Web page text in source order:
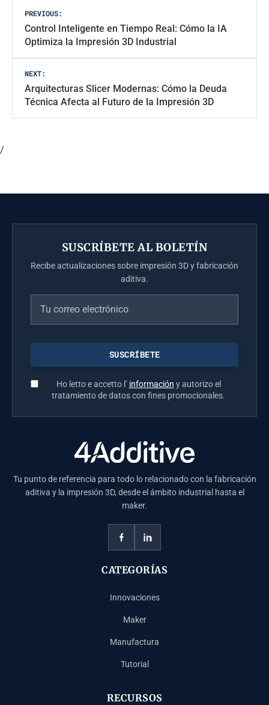
Navegación
de
entradas
PREVIOUS:
Control Inteligente en Tiempo Real: Cómo la IA
Optimiza la Impresión 3D Industrial
NEXT:
Arquitecturas Slicer Modernas: Cómo la Deuda
Técnica Afecta al Futuro de la Impresión 3D
/
SUSCRÍBETE AL BOLETÍN
Recibe actualizaciones sobre impresión 3D y fabricación
aditiva.
Ho letto e accetto l’ información y autorizo el
tratamiento de datos con fines promocionales.
Tu punto de referencia para todo lo relacionado con la fabricación
aditiva y la impresión 3D, desde el ámbito industrial hasta el
maker.
CATEGORÍAS
Innovaciones
Maker
Manufactura
Tutorial
RECURSOS